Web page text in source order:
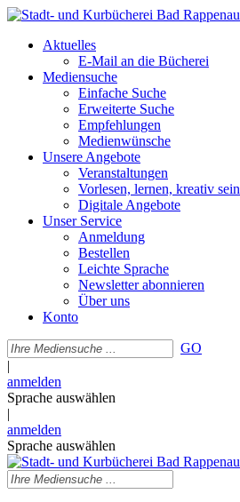
Aktuelles
E-Mail an die Bücherei
Mediensuche
Einfache Suche
Erweiterte Suche
Empfehlungen
Medienwünsche
Unsere Angebote
Veranstaltungen
Vorlesen, lernen, kreativ sein
Digitale Angebote
Unser Service
Anmeldung
Bestellen
Leichte Sprache
Newsletter abonnieren
Über uns
Konto
GO
|
anmelden
Sprache auswählen
|
anmelden
Sprache auswählen